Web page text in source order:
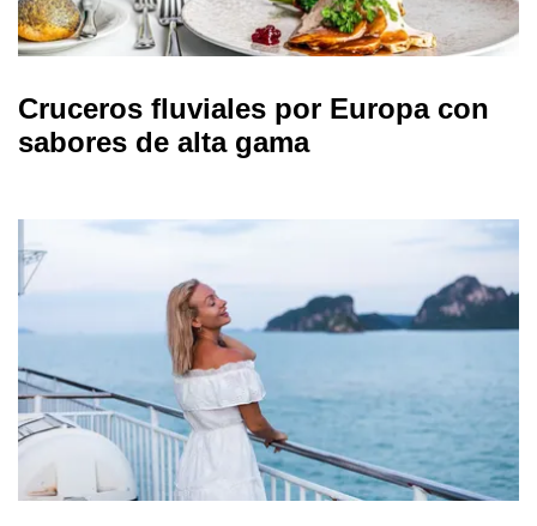
Cruceros fluviales por Europa con
sabores de alta gama